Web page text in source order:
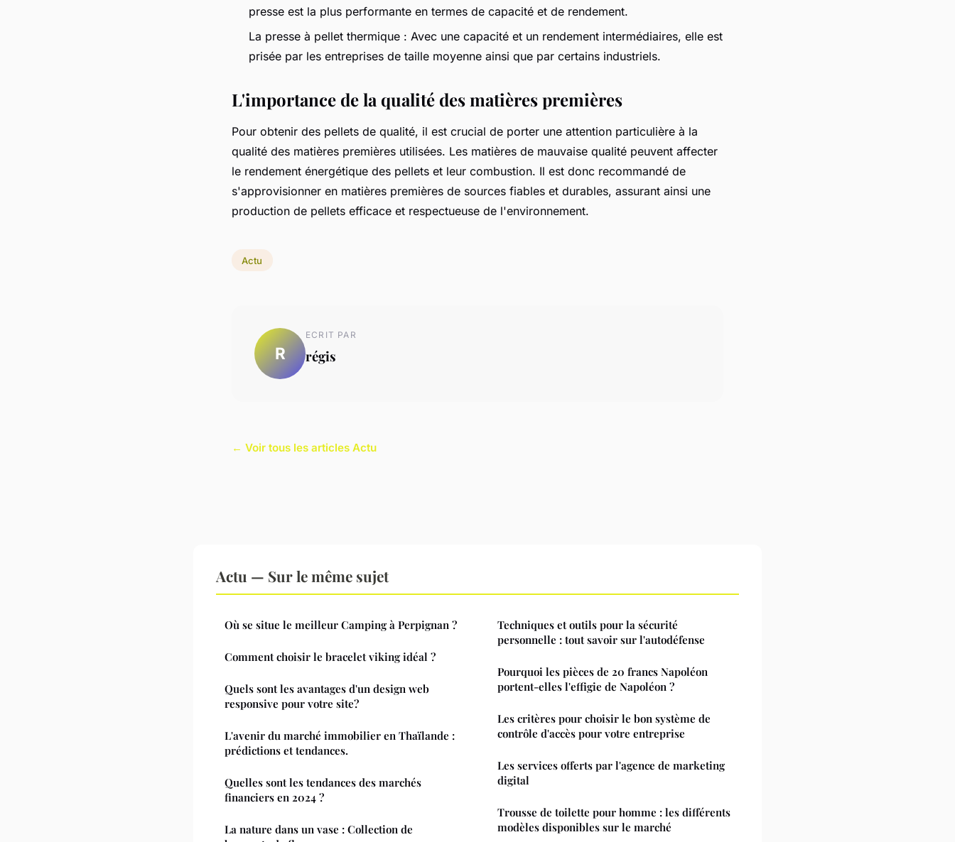
presse est la plus performante en termes de capacité et de rendement.
La presse à pellet thermique : Avec une capacité et un rendement intermédiaires, elle est
prisée par les entreprises de taille moyenne ainsi que par certains industriels.
L'importance de la qualité des matières premières
Pour obtenir des pellets de qualité, il est crucial de porter une attention particulière à la
qualité des matières premières utilisées. Les matières de mauvaise qualité peuvent affecter
le rendement énergétique des pellets et leur combustion. Il est donc recommandé de
s'approvisionner en matières premières de sources fiables et durables, assurant ainsi une
production de pellets efficace et respectueuse de l'environnement.
Actu
R
ECRIT PAR
régis
← Voir tous les articles Actu
Actu — Sur le même sujet
Où se situe le meilleur Camping à Perpignan ?
Comment choisir le bracelet viking idéal ?
Quels sont les avantages d'un design web
responsive pour votre site?
L'avenir du marché immobilier en Thaïlande :
prédictions et tendances.
Quelles sont les tendances des marchés
financiers en 2024 ?
La nature dans un vase : Collection de
Techniques et outils pour la sécurité
personnelle : tout savoir sur l'autodéfense
Pourquoi les pièces de 20 francs Napoléon
portent-elles l'effigie de Napoléon ?
Les critères pour choisir le bon système de
contrôle d'accès pour votre entreprise
Les services offerts par l'agence de marketing
digital
Trousse de toilette pour homme : les différents
modèles disponibles sur le marché